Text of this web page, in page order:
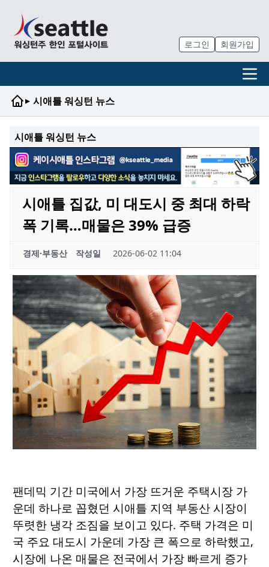
로그인 회원가입
▸ 시애틀 워싱턴 뉴스
시애틀 워싱턴 뉴스
시애틀 집값, 미 대도시 중 최대 하락
폭 기록…매물은 39% 급증
경제·부동산 작성일 2026-06-02 11:04
팬데믹 기간 미국에서 가장 뜨거운 주택시장 가
운데 하나로 꼽혔던 시애틀 지역 부동산 시장이
뚜렷한 냉각 조짐을 보이고 있다. 주택 가격은 미
국 주요 대도시 가운데 가장 큰 폭으로 하락했고,
시장에 나온 매물은 전국에서 가장 빠르게 증가